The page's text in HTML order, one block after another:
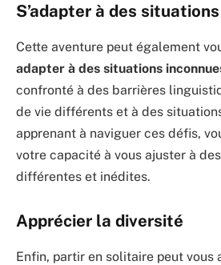
S’adapter à des
Cette aventure peut également
adapter à des situations
confronté à des barrières
de vie différents et à des
apprenant à naviguer ces défis,
votre capacité à vous ajuster à
différentes et inédites.
Apprécier la diversité
Enfin, partir en solitaire peut vous